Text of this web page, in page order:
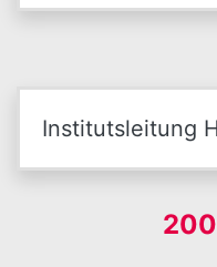
Institutsleitung